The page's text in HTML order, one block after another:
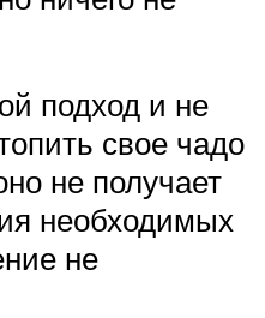
подход и не
свое чадо
не получает
необходимых
не